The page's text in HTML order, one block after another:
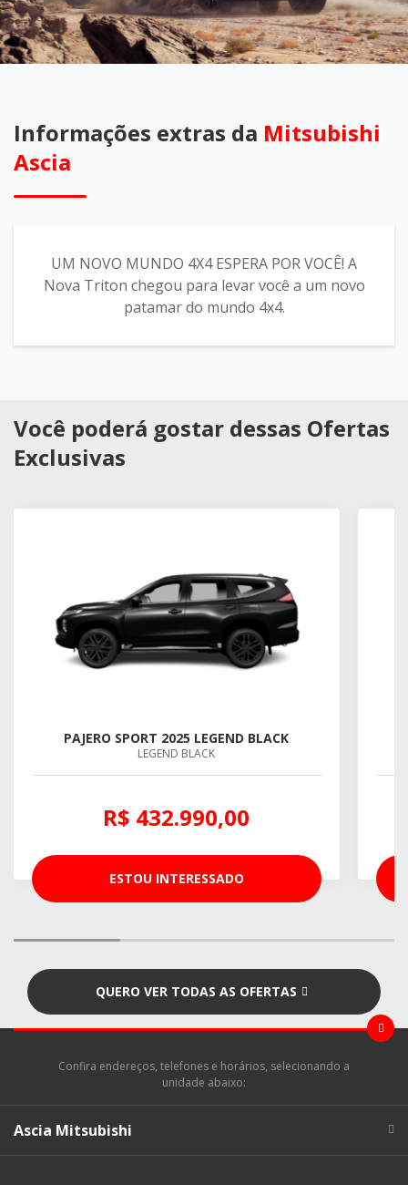
Informações extras da Mitsubishi
Ascia
UM NOVO MUNDO 4X4 ESPERA POR VOCÊ! A
Nova Triton chegou para levar você a um novo
patamar do mundo 4x4.
Você poderá gostar dessas Ofertas
Exclusivas
PAJERO SPORT 2025 LEGEND BLACK
LEGEND BLACK
R$ 432.990,00
ESTOU INTERESSADO
QUERO VER TODAS AS OFERTAS
Confira endereços, telefones e horários, selecionando a
unidade abaixo:
Ascia Mitsubishi